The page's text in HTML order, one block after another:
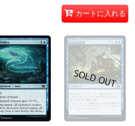
カートに入れる